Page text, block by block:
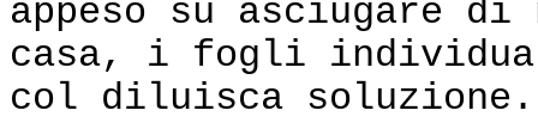
appeso su asciugare
casa, i fogli
col diluisca soluzione.